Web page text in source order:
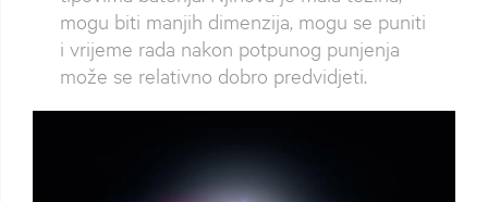
mogu biti manjih dimenzija, mogu se puniti
i vrijeme rada nakon potpunog punjenja
može se relativno dobro predvidjeti.